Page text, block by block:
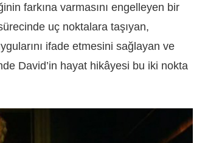
farkına varmasını engelleyen bir
uç noktalara taşıyan,
ifade etmesini sağlayan ve
David’in hayat hikâyesi bu iki nokta